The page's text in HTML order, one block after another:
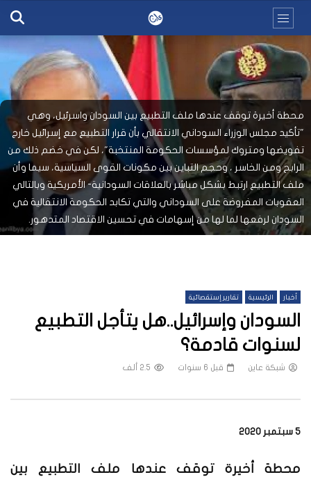
محطة أخيرة توقف عندها ملف التطبيع بين السودان واسرئيل، وهي
"تأكيد مجلس الوزراء السوداني الانتقالي بأن قرار التطبيع مع إسرائيل خارج
تفويضها ومتروك لمؤسسات الحكومة المنتخبة"، لكن في خضم ذلك من
الرابح ومن الخاسر ، وحجم التباين بين مكونات القوى السياسية، سيما وأن
ملف التطبيع ارتبط بشكل مباشر بالعلاقات السودانية- الأمريكية وبالتالي
العقوبات المفروضة على السوداني والتي تكابد الحكومة الانتقالية في
السودان لرفعها لما لها من إسهامات في تحسين الاقتصاد المتدهور.
أخبار الرئيسية تقارير إستقصائية
السودان وإسرائيل..هل يتأجل التطبيع
لسنوات قادمة؟
شبكة عاين قبل 6 سنوات 2.5 ألف
5 سبتمبر 2020
محطة أخيرة توقف عندها ملف التطبيع بين